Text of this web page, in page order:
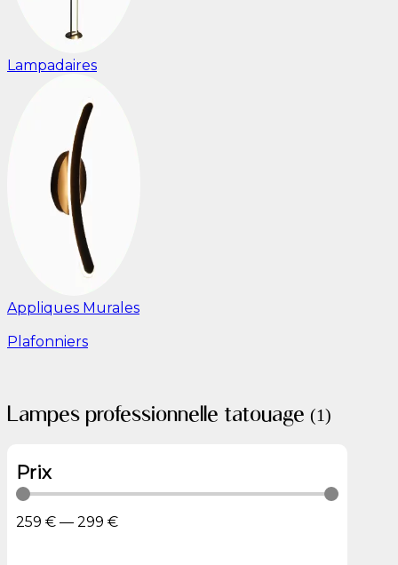
Lampadaires
Appliques Murales
Plafonniers
Lampes professionnelle tatouage (1)
Prix
259 € — 299 €